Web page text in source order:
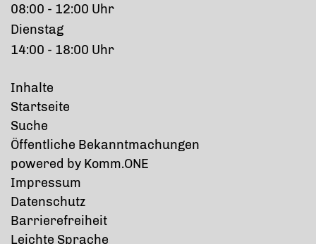
08:00 - 12:00 Uhr
Dienstag
14:00 - 18:00 Uhr
Inhalte
Startseite
Suche
Öffentliche Bekanntmachungen
powered by Komm.ONE
Impressum
Datenschutz
Barrierefreiheit
Leichte Sprache